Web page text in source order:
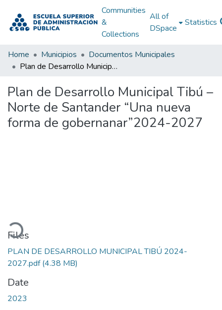
Communities
&
Collections
All of
DSpace
Statistics
Home Municipios
Documentos Municipales
Plan de Desarrollo Municipal Tibú – Norte de Santander “Una nueva forma de gobernanar”2024-2027
Plan de Desarrollo Municipal Tibú –
Norte de Santander “Una nueva
forma de gobernanar”2024-2027
Files
PLAN DE DESARROLLO MUNICIPAL TIBÚ 2024-
2027.pdf(4.38 MB)
Date
2023